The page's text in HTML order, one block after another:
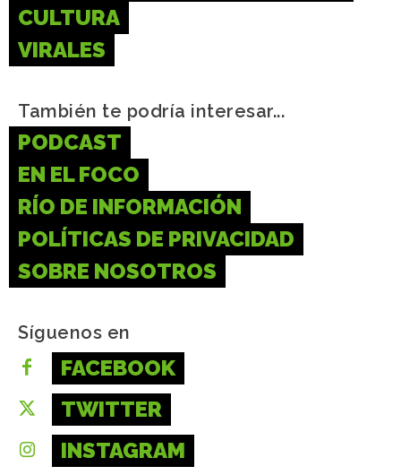
CULTURA
VIRALES
También te podría interesar...
PODCAST
EN EL FOCO
RÍO DE INFORMACIÓN
POLÍTICAS DE PRIVACIDAD
SOBRE NOSOTROS
Síguenos en
FACEBOOK
TWITTER
INSTAGRAM